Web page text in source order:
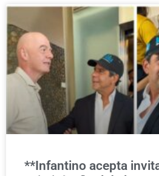
**Infantino acepta